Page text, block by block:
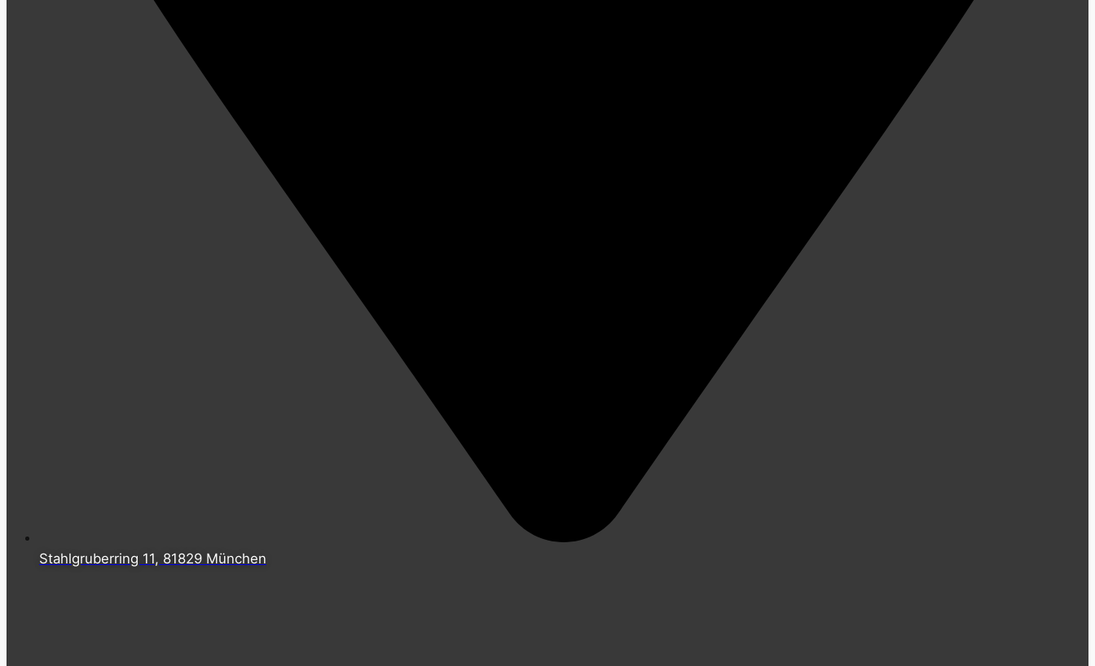
Stahlgruberring 11, 81829 München